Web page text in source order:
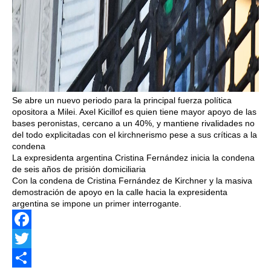
Se abre un nuevo periodo para la principal fuerza política
opositora a Milei. Axel Kicillof es quien tiene mayor apoyo de las
bases peronistas, cercano a un 40%, y mantiene rivalidades no
del todo explicitadas con el kirchnerismo pese a sus críticas a la
condena
La expresidenta argentina Cristina Fernández inicia la condena
de seis años de prisión domiciliaria
Con la condena de Cristina Fernández de Kirchner y la masiva
demostración de apoyo en la calle hacia la expresidenta
argentina se impone un primer interrogante.
Facebook
Twitter